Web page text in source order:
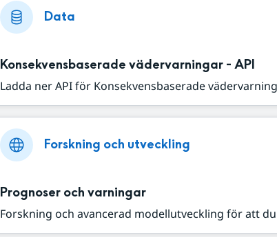
Data
Konsekvensbaserade vädervarningar - API
Ladda ner API för Konsekvensbaserade
Forskning och utveckling
Prognoser och varningar
Forskning och avancerad modellutveckling för att